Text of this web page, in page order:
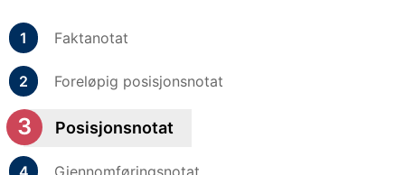
Faktanotat
Foreløpig posisjonsnotat
Posisjonsnotat
Gjennomføringsnotat